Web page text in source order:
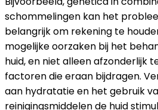
schommelingen kan het
belangrijk om rekening te
mogelijke oorzaken bij het
huid, en niet alleen afzonderlijk
factoren die eraan bijdragen.
aan hydratatie en het gebruik
reinigingsmiddelen de huid